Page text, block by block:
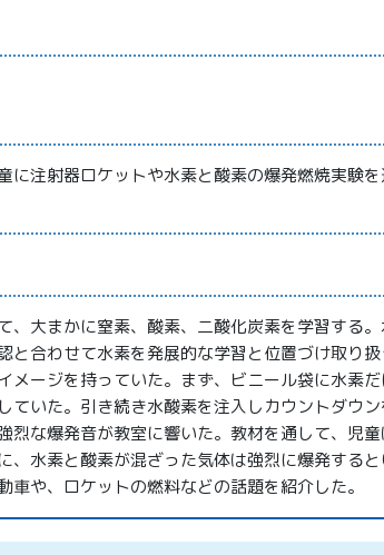
に注射器ロケットや水素と酸素の爆発燃焼実験
、大まかに窒素、酸素、二酸化炭素を学習する
と合わせて水素を発展的な学習と位置づけ取り
メージを持っていた。まず、ビニール袋に水素
ていた。引き続き水酸素を注入しカウントダウ
烈な爆発音が教室に響いた。教材を通して、児
、水素と酸素が混ざった気体は強烈に爆発する
や、ロケットの燃料などの話題を紹介した。